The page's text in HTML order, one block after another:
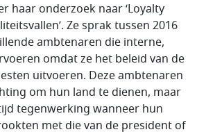
haar onderzoek naar ‘Loyalty
Ze sprak tussen 2016
ambtenaren die interne,
omdat ze het beleid van de
uitvoeren. Deze ambtenaren
om hun land te dienen, maar
tegenwerking wanneer hun
met die van de president of